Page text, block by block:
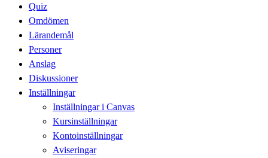
Quiz
Omdömen
Lärandemål
Personer
Anslag
Diskussioner
Inställningar
Inställningar i Canvas
Kursinställningar
Kontoinställningar
Aviseringar